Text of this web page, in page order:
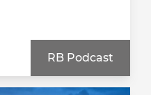
RB Podcast